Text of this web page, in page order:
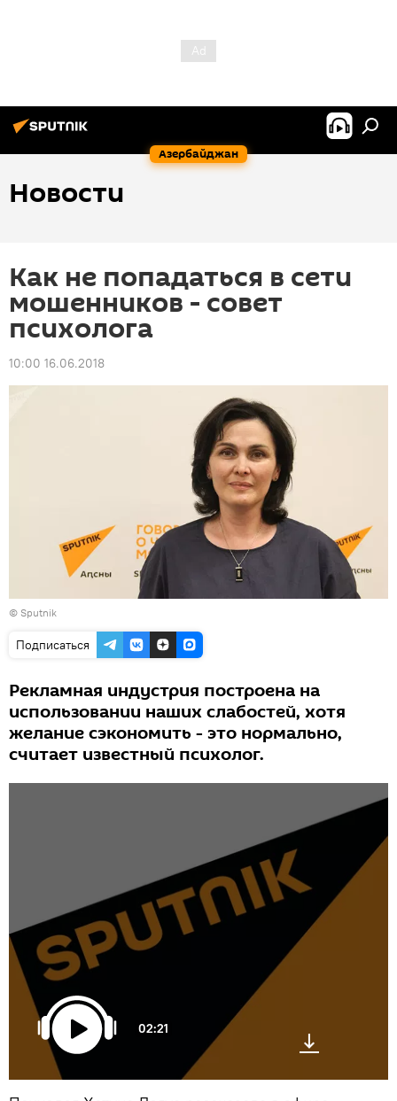
Азербайджан
Новости
Как не попадаться в сети
мошенников - совет
психолога
10:00 16.06.2018
© Sputnik
Подписаться
Рекламная индустрия построена на
использовании наших слабостей, хотя
желание сэкономить - это нормально,
считает известный психолог.
02:21